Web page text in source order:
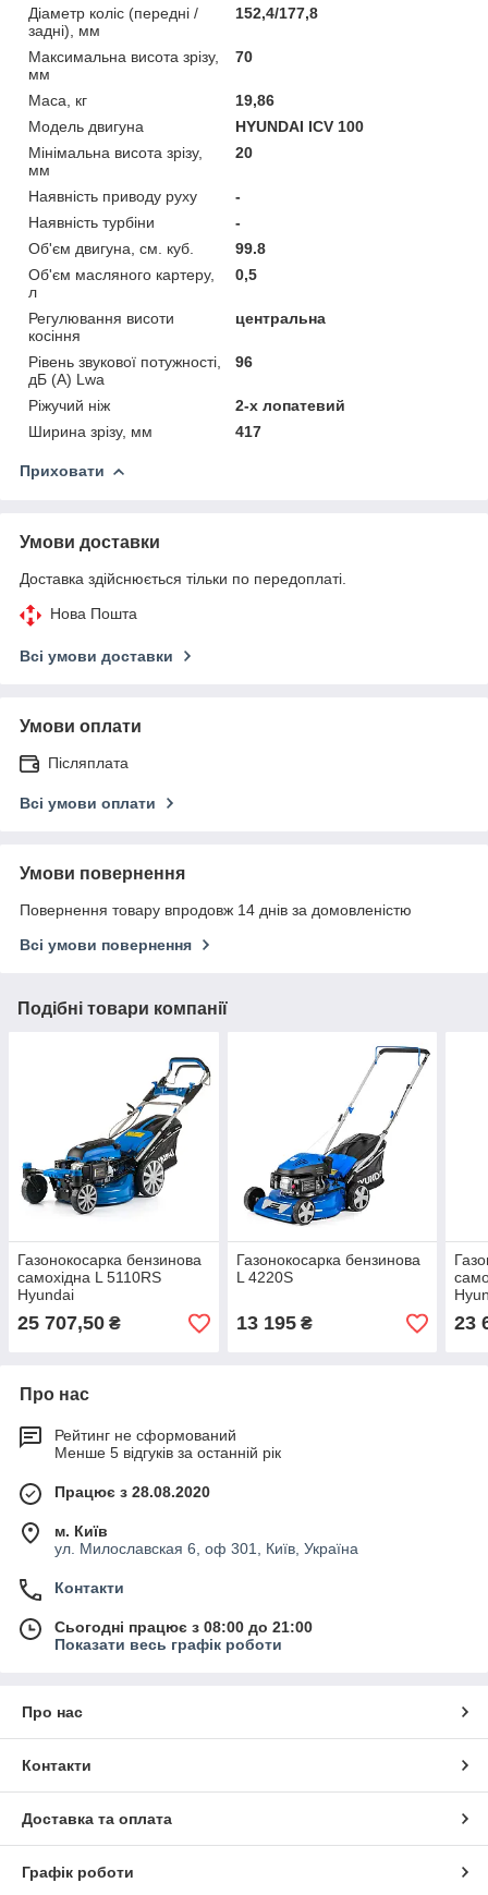
Діаметр коліс (передні /
задні), мм
152,4/177,8
Максимальна висота зрізу,
мм
70
Маса, кг
19,86
Модель двигуна
HYUNDAI IСV 100
Мінімальна висота зрізу,
мм
20
Наявність приводу руху
-
Наявність турбіни
-
Об'єм двигуна, см. куб.
99.8
Об'єм масляного картеру,
л
0,5
Регулювання висоти
косіння
центральна
Рівень звукової потужності,
дБ (А) Lwa
96
Ріжучий ніж
2-х лопатевий
Ширина зрізу, мм
417
Приховати
Умови доставки
Доставка здійснюється тільки по передоплаті.
Нова Пошта
Всі умови доставки
Умови оплати
Післяплата
Всі умови оплати
Умови повернення
Повернення товару впродовж 14 днів за домовленістю
Всі умови повернення
Подібні товари компанії
Газонокосарка бензинова
самохідна L 5110RS
Hyundai
25 707,50 ₴
Газонокосарка бензинова
L 4220S
13 195₴ 23
Про нас
Рейтинг не сформований
Менше 5 відгуків за останній рік
Працює з 28.08.2020
м. Київ
ул. Милославская 6, оф 301, Київ, Україна
Контакти
Сьогодні працює з 08:00 до 21:00
Показати весь графік роботи
Про нас
Контакти
Доставка та оплата
Графік роботи